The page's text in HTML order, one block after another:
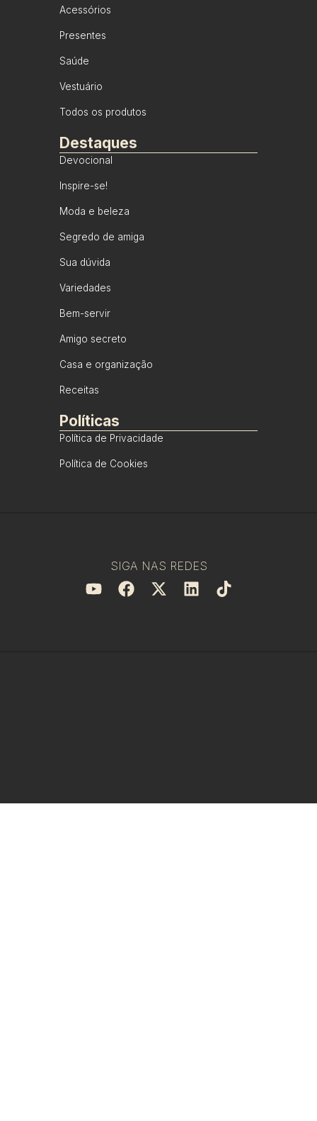
Acessórios
Presentes
Saúde
Vestuário
Todos os produtos
Destaques
Devocional
Inspire-se!
Moda e beleza
Segredo de amiga
Sua dúvida
Variedades
Bem-servir
Amigo secreto
Casa e organização
Receitas
Políticas
Política de Privacidade
Política de Cookies
SIGA NAS REDES